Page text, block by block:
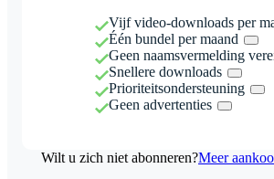
Vijf video-downloads per
Één bundel per maand
Geen naamsvermelding
Snellere downloads
Prioriteitsondersteuning
Geen advertenties
Wilt u zich niet abonneren?Meer